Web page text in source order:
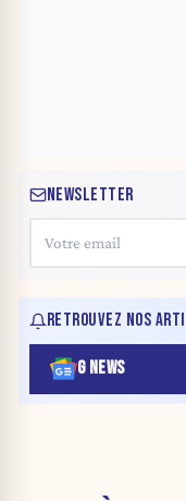
NEWSLETTER
RETROUVEZ NOS
G NEWS